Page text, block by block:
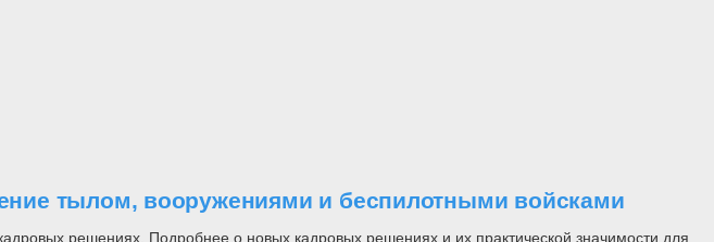
тылом, вооружениями и беспилотными войсками
решениях. Подробнее о новых кадровых решениях и их практической значимости для